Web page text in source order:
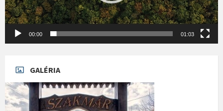
00:00 01:03
GALÉRIA